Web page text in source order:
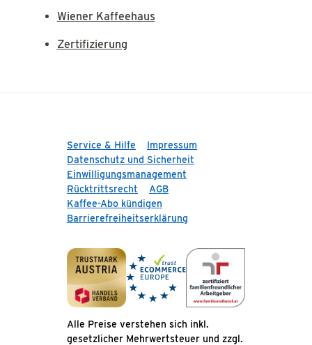
Wiener Kaffeehaus
Zertifizierung
Service & Hilfe
Impressum
Datenschutz und Sicherheit
Einwilligungsmanagement
Rücktrittsrecht
AGB
Kaffee-Abo kündigen
Barrierefreiheitserklärung
Alle Preise verstehen sich inkl.
gesetzlicher Mehrwertsteuer und zzgl.